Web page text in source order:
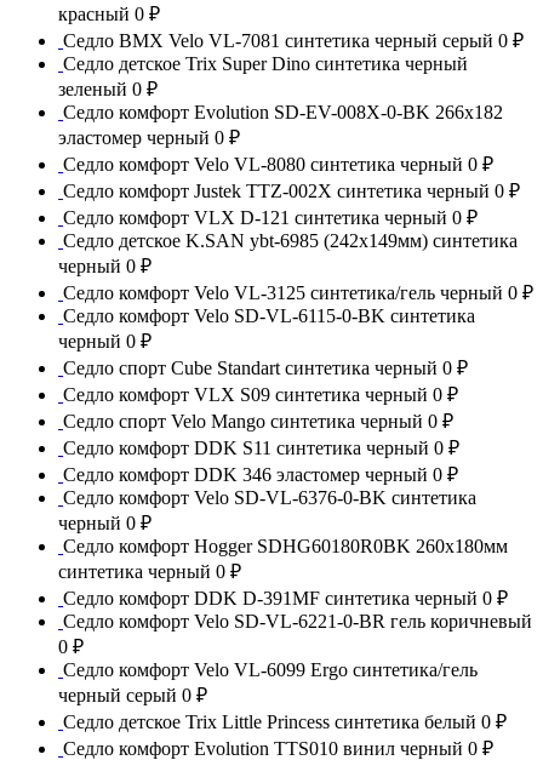
красный 0 ₽
Седло BMX Velo VL-7081 синтетика черный серый 0 ₽
Седло детское Trix Super Dino синтетика черный
зеленый 0 ₽
Седло комфорт Evolution SD-EV-008X-0-BK 266x182
эластомер черный 0 ₽
Седло комфорт Velo VL-8080 синтетика черный 0 ₽
Седло комфорт Justek TTZ-002X синтетика черный 0 ₽
Седло комфорт VLX D-121 синтетика черный 0 ₽
Седло детское K.SAN ybt-6985 (242x149мм) синтетика
черный 0 ₽
Седло комфорт Velo VL-3125 синтетика/гель черный 0 ₽
Седло комфорт Velo SD-VL-6115-0-BK синтетика
черный 0 ₽
Седло спорт Cube Standart синтетика черный 0 ₽
Седло комфорт VLX S09 синтетика черный 0 ₽
Седло спорт Velo Mango синтетика черный 0 ₽
Седло комфорт DDK S11 синтетика черный 0 ₽
Седло комфорт DDK 346 эластомер черный 0 ₽
Седло комфорт Velo SD-VL-6376-0-BK синтетика
черный 0 ₽
Седло комфорт Hogger SDHG60180R0BK 260x180мм
синтетика черный 0 ₽
Седло комфорт DDK D-391MF синтетика черный 0 ₽
Седло комфорт Velo SD-VL-6221-0-BR гель коричневый
0 ₽
Седло комфорт Velo VL-6099 Ergo синтетика/гель
черный серый 0 ₽
Седло детское Trix Little Princess синтетика белый 0 ₽
Седло комфорт Evolution TTS010 винил черный 0 ₽